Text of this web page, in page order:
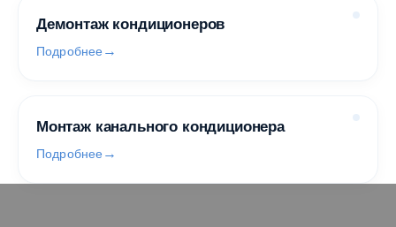
Демонтаж кондиционеров
Подробнее
Монтаж канального кондиционера
Подробнее